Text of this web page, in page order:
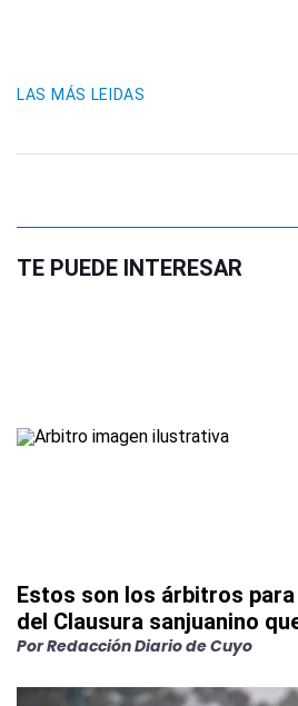
LAS MÁS LEIDAS
TE PUEDE INTERESAR
Estos son los árbitros
del Clausura sanjuanino
PorRedacción Diario de Cuyo